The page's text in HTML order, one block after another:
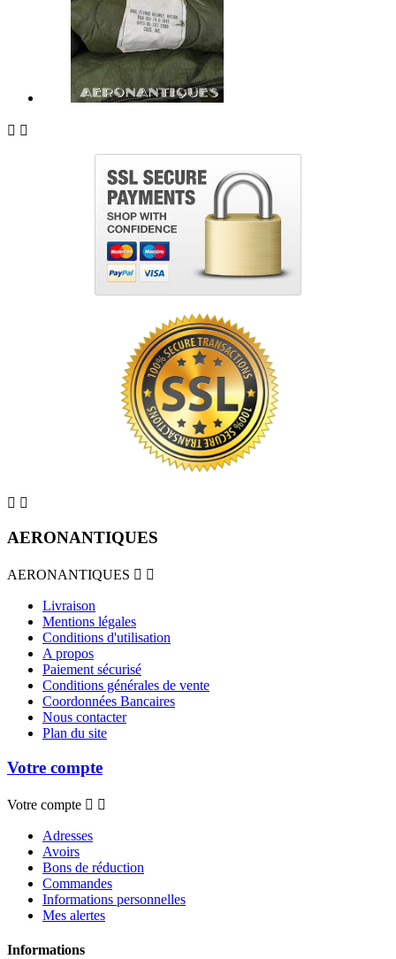
 
 
AERONANTIQUES
AERONANTIQUES  
Livraison
Mentions légales
Conditions d'utilisation
A propos
Paiement sécurisé
Conditions générales de vente
Coordonnées Bancaires
Nous contacter
Plan du site
Votre compte
Votre compte  
Adresses
Avoirs
Bons de réduction
Commandes
Informations personnelles
Mes alertes
Informations